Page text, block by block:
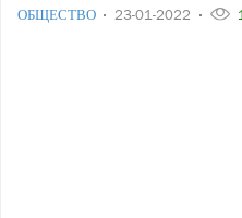
ОБЩЕСТВО 23-01-2022